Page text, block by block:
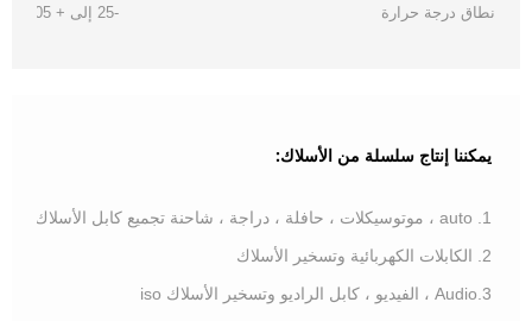
نطاق درجة حرارة
-25 إلى + 105 درجة مئوية
يمكننا إنتاج سلسلة من الأسلاك:
1. auto ، موتوسيكلات ، حافلة ، دراجة ، شاحنة تجميع كابل الأسلاك
2. الكابلات الكهربائية وتسخير الأسلاك
3.Audio ، الفيديو ، كابل الراديو وتسخير الأسلاك iso